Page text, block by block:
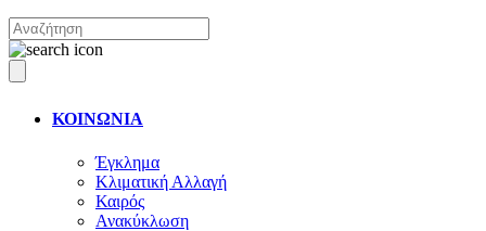
ΚΟΙΝΩΝΙΑ
Έγκλημα
Κλιματική Αλλαγή
Καιρός
Ανακύκλωση